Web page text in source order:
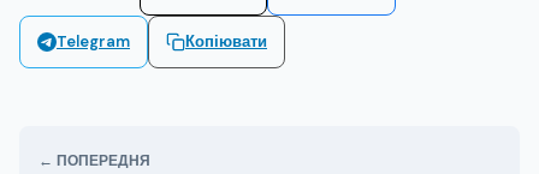
Telegram Копіювати
← ПОПЕРЕДНЯ